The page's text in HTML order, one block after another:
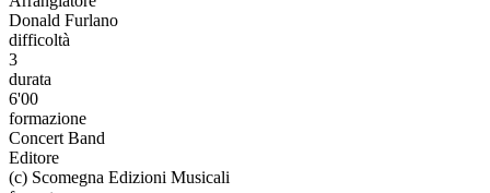
Donald Furlano
difficoltà
3
durata
6'00
formazione
Concert Band
Editore
(c) Scomegna Edizioni Musicali